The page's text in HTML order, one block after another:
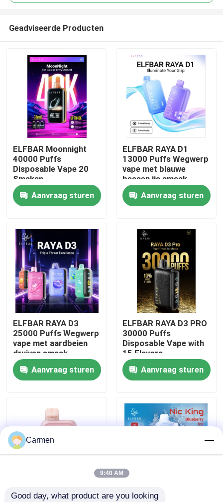
Producten
Videos
Over ons
Fabrieksreis
Kwaliteitscontrole
Vraag een offerte aan
ELFBAR Vape
Geadviseerde Producten
ELFBAR Moonnight
40000 Puffs
Disposable Vape 20
Smaken
Aanvraag sturen
ELFBAR RAYA D1
13000 Puffs Wegwerp
vape met blauwe
bessen ijs smaak
Aanvraag sturen
ELFBAR RAYA D3
25000 Puffs Wegwerp
vape met aardbeien
druiven smaak
Aanvraag sturen
ELFBAR RAYA D3 PRO
30000 Puffs
Disposable Vape with
15 Flavors
Aanvraag sturen
85 x 43 x 22 mm ELFBAR NICKING
Carmen
9:40 AM
Good day, what product are you looking